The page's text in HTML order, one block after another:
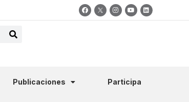
Publicaciones
Participa